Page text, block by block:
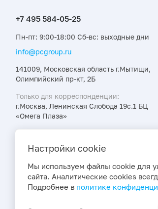
Пн-пт: 9:00-18:00 Сб-вс: выходные дни
info@pcgroup.ru
141009, Московская область г.Мытищи,
Олимпийский пр-кт, 2Б
Только для корреспонденции:
г.Москва, Ленинская Слобода 19с.1 БЦ
«Омега Плаза»
акциях и новостях первыми
Настройки cookie
Мы используем файлы cookie для
сайта. Аналитические cookies
Подробнее в политике